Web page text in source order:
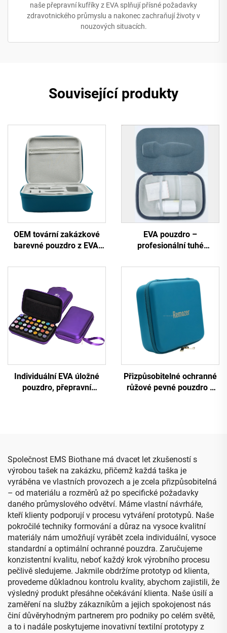
naše přepravní kufříky z EVA splňují přísné požadavky
zdravotnického průmyslu a nakonec zachraňují životy v
nouzových situacích.
Související produkty
OEM tovární zakázkové
barevné pouzdro z EVA,
EVA pro chirurgické
EVA pouzdro –
profesionální tuhé
kosmetické skříňkové
pouzdro, přepravní
pouzdro pro kosmetická
zařízení s gumovým logem
Individuální EVA úložné
pouzdro, přepravní
Přizpůsobitelné ochranné
růžové pevné pouzdro z
Společnost EMS Biothane má dvacet let zkušeností s
výrobou tašek na zakázku, přičemž každá taška je
vyráběna ve vlastních provozech a je zcela přizpůsobitelná
– od materiálu a rozměrů až po specifické požadavky
daného průmyslového odvětví. Máme vlastní návrháře,
kteří klienty podporují v procesu vytváření prototypů. Naše
pokročilé techniky formování a důraz na vysoce kvalitní
materiály nám umožňují vyrábět zcela individuální, vysoce
standardní a optimální ochranné pouzdra. Zaručujeme
konzistentní kvalitu, neboť každý krok výrobního procesu
pečlivě sledujeme. Jakmile obdržíme prototyp od klienta,
provedeme důkladnou kontrolu kvality, abychom zajistili, že
výsledný produkt přesáhne očekávání klienta. Naše úsilí a
zaměření na služby zákazníkům a jejich spokojenost nás
činí důvěryhodným partnerem pro podniky po celém světě,
a to i nadále poskytujeme inovativní textilní prototypy z